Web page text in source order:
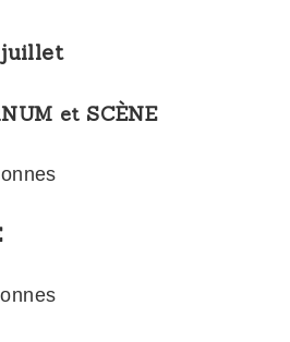
juillet
et SCÈNE